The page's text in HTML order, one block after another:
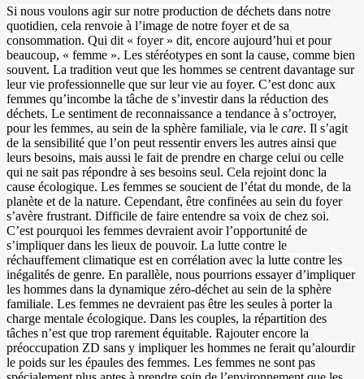
Si nous voulons agir sur notre production de déchets dans notre
quotidien, cela renvoie à l’image de notre foyer et de sa
consommation. Qui dit « foyer » dit, encore aujourd’hui et pour
beaucoup, « femme ». Les stéréotypes en sont la cause, comme bien
souvent. La tradition veut que les hommes se centrent davantage sur
leur vie professionnelle que sur leur vie au foyer. C’est donc aux
femmes qu’incombe la tâche de s’investir dans la réduction des
déchets. Le sentiment de reconnaissance a tendance à s’octroyer,
pour les femmes, au sein de la sphère familiale, via le care. Il s’agit
de la sensibilité que l’on peut ressentir envers les autres ainsi que
leurs besoins, mais aussi le fait de prendre en charge celui ou celle
qui ne sait pas répondre à ses besoins seul. Cela rejoint donc la
cause écologique. Les femmes se soucient de l’état du monde, de la
planète et de la nature. Cependant, être confinées au sein du foyer
s’avère frustrant. Difficile de faire entendre sa voix de chez soi.
C’est pourquoi les femmes devraient avoir l’opportunité de
s’impliquer dans les lieux de pouvoir. La lutte contre le
réchauffement climatique est en corrélation avec la lutte contre les
inégalités de genre. En parallèle, nous pourrions essayer d’impliquer
les hommes dans la dynamique zéro-déchet au sein de la sphère
familiale. Les femmes ne devraient pas être les seules à porter la
charge mentale écologique. Dans les couples, la répartition des
tâches n’est que trop rarement équitable. Rajouter encore la
préoccupation ZD sans y impliquer les hommes ne ferait qu’alourdir
le poids sur les épaules des femmes. Les femmes ne sont pas